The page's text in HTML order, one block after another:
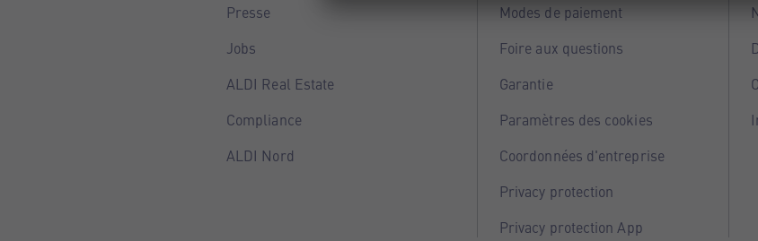
Presse
Jobs
ALDI Real Estate
Compliance
ALDI Nord
Modes de paiement
Foire aux questions
Garantie
Paramètres des cookies
Coordonnées d'entreprise
Privacy protection
Privacy protection App